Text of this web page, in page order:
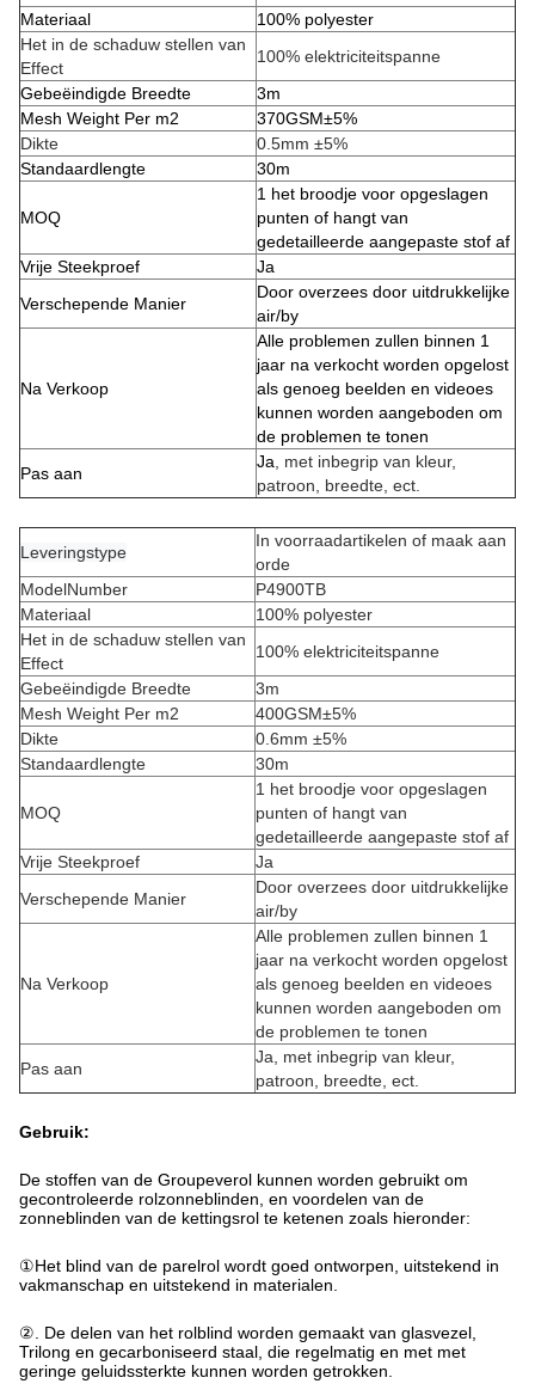
Materiaal
100% polyester
Het in de schaduw stellen van
Effect
100% elektriciteitspanne
Gebeëindigde Breedte
3m
Mesh Weight Per m2
370GSM±5%
Dikte
0.5mm ±5%
Standaardlengte
30m
MOQ
1 het broodje voor opgeslagen
punten of hangt van
gedetailleerde aangepaste stof af
Vrije Steekproef
Ja
Verschepende Manier
Door overzees door uitdrukkelijke
air/by
Na Verkoop
Alle problemen zullen binnen 1
jaar na verkocht worden opgelost
als genoeg beelden en videoes
kunnen worden aangeboden om
de problemen te tonen
Pas aan
Ja , met inbegrip van kleur,
patroon, breedte, ect.
Leveringstype
In voorraadartikelen of maak aan
orde
ModelNumber
P4900TB
Materiaal
100% polyester
Het in de schaduw stellen van
Effect
100% elektriciteitspanne
Gebeëindigde Breedte
3m
Mesh Weight Per m2
400GSM±5%
Dikte
0.6mm ±5%
Standaardlengte
30m
MOQ
1 het broodje voor opgeslagen
punten of hangt van
gedetailleerde aangepaste stof af
Vrije Steekproef
Ja
Verschepende Manier
Door overzees door uitdrukkelijke
air/by
Na Verkoop
Alle problemen zullen binnen 1
jaar na verkocht worden opgelost
als genoeg beelden en videoes
kunnen worden aangeboden om
de problemen te tonen
Pas aan
Ja, met inbegrip van kleur,
patroon, breedte, ect.
Gebruik:
De stoffen van de Groupeverol kunnen worden gebruikt om
gecontroleerde rolzonneblinden, en voordelen van de
zonneblinden van de kettingsrol te ketenen zoals hieronder:
①Het blind van de parelrol wordt goed ontworpen, uitstekend in
vakmanschap en uitstekend in materialen.
②. De delen van het rolblind worden gemaakt van glasvezel,
Trilong en gecarboniseerd staal, die regelmatig en met met
geringe geluidssterkte kunnen worden getrokken.